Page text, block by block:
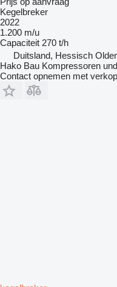
Kegelbreker
2022
1.200 m/u
Capaciteit 270 t/h
Duitsland, Hessisch
Hako Bau Kompressoren
Contact opnemen met